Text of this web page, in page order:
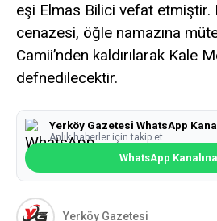
eşi Elmas Bilici vefat etmiştir.
cenazesi, öğle namazına
Camii’nden kaldırılarak Kale
defnedilecektir.
Yerköy Gazetesi WhatsApp
Anlık haberler için takip et
WhatsApp
Yerköy Gazetesi